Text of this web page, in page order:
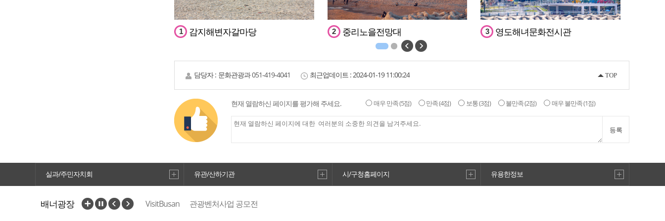
1 감지해변자갈마당 2 중리노을전망대 3 영도해녀문화전시관
4 절영도진 첨사 송덕비
TOP
담당자 : 문화관광과051-419-4041 최근업데이트 :2024-01-19 11:00:24
현재 열람하신 페이지를 평가해 주세요. 매우 만족(5점) 만족(4점) 보통(3점) 불만족(2점) 매우 불만족(1점)
등록
실과/주민자치회 유관/산하기관 시/구청홈페이지 유용한정보
배너광장 VisitBusan 관광벤처사업 공모전